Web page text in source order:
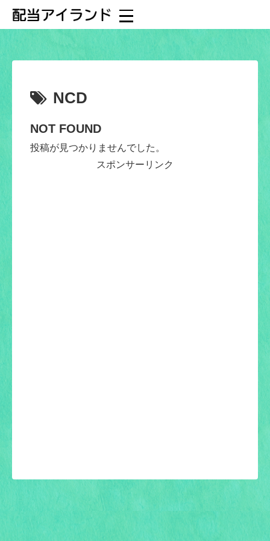
NCD
NOT FOUND
投稿が見つかりませんでした。
スポンサーリンク